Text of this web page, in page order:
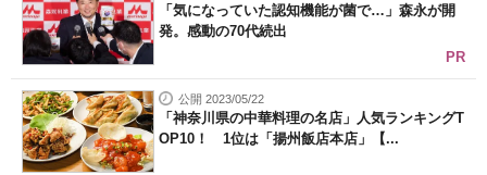
「気になっていた認知機能が菌で…」森永が開
発。感動の70代続出
PR
公開 2023/05/22
「神奈川県の中華料理の名店」人気ランキングT
OP10！ 1位は「揚州飯店本店」【...